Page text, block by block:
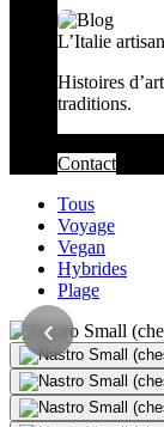
L’Italie
Histoires
traditions.
Contact
Tous
Voyage
Vegan
Hybrides
Plage
‹